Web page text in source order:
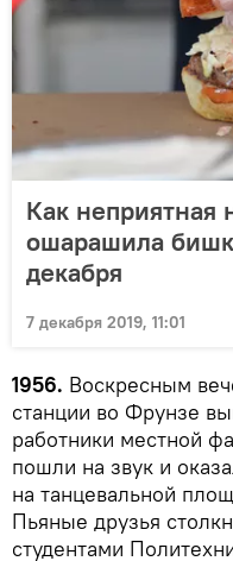
Как неприятная
ошарашила
декабря
7 декабря 2019, 11:01
1956. Воскресным
станции во Фрунзе
работники местной
пошли на звук и
на танцевальной
Пьяные друзья
студентами